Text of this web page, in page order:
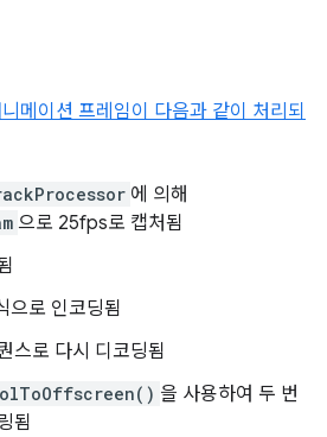
메이션 프레임이 다음과 같이 처리되
에 의해
으로 25fps로 캡처됨
으로 인코딩됨
스로 다시 디코딩됨
을 사용하여 두 번
됨